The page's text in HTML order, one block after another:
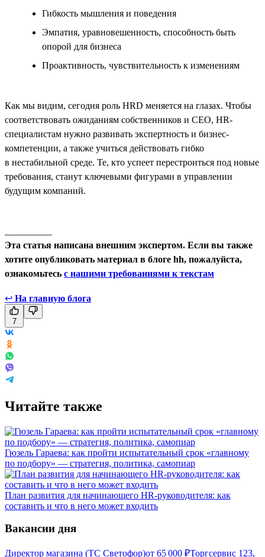
Гибкость мышления и поведения
Эмпатия, уравновешенность, способность быть
опорой для бизнеса
Проактивность, чувствительность к изменениям
Как мы видим, сегодня роль HRD меняется на глазах. Чтобы
соответствовать ожиданиям собственников и СЕО, HR-
специалистам нужно развивать экспертность и бизнес-
компетенции, а также учиться действовать гибко
в нестабильной среде. Те, кто успеет перестроиться под новые
требования, станут ключевыми фигурами в управлении
будущим компаний.
Эта статья написана внешним экспертом. Если вы также
хотите опубликовать материал в блоге hh, пожалуйста,
ознакомьтесь с нашими требованиями к текстам
↩ На главную блога
7
Читайте также
Гюзель Гараева: как пройти испытательный срок «главному
по подбору» — стратегия, политика, самопиар
План развития для начинающего HR-руководителя: как
составить и что в него может входить
Вакансии дня
Директор магазина (ТС Светофор)от 65 000 ₽Торгсервис 123,